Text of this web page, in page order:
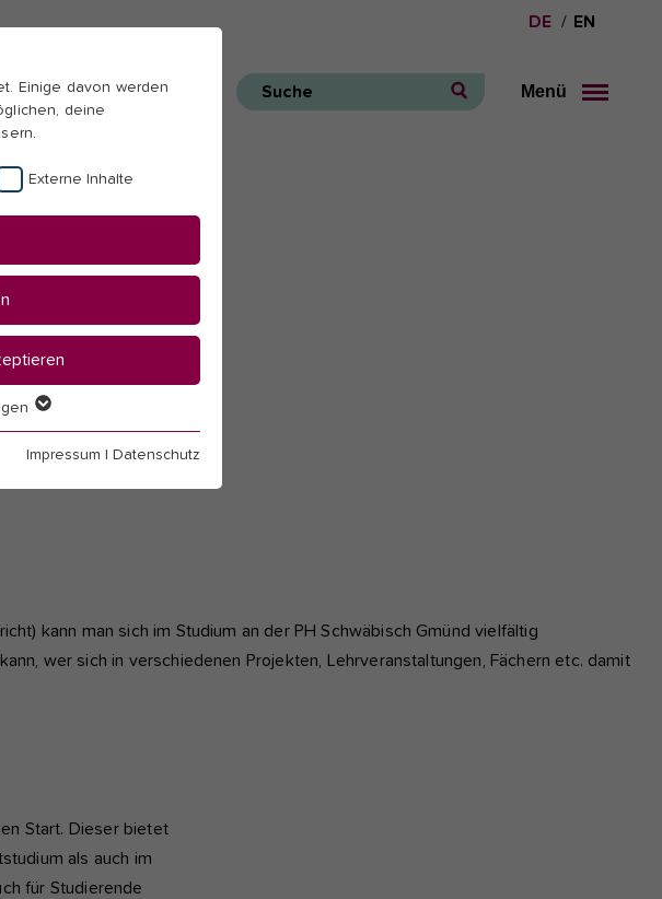
DE EN
Suche Menü
kann man sich im Studium an der PH Schwäbisch Gmünd vielfältig
wer sich in verschiedenen Projekten, Lehrveranstaltungen, Fächern etc. damit
Start. Dieser bietet
als auch im
für Studierende
Einige davon werden
deine
Externe Inhalte
der Webseite
Skripte für analytisches
Es hilft uns die
zu verbessern.
um Ihnen
Impressum Datenschutz